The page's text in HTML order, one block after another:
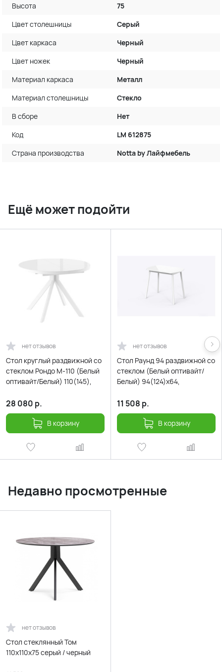
Высота
75
Цвет столешницы
Серый
Цвет каркаса
Черный
Цвет ножек
Черный
Материал каркаса
Металл
Материал столешницы
Стекло
В сборе
Нет
Код
LM 612875
Страна производства
Notta by Лайфмебель
Ещё может подойти
нет отзывов
Стол круглый раздвижной со
стеклом Рондо М-110 (Белый
оптивайт/Белый) 110(145),
28 080 р.
В корзину
нет отзывов
Стол Раунд 94 раздвижной со
стеклом (Белый оптивайт/
Белый) 94(124)х64,
11 508 р.
В корзину
Недавно просмотренные
нет отзывов
Стол стеклянный Том
110х110х75 серый / черный